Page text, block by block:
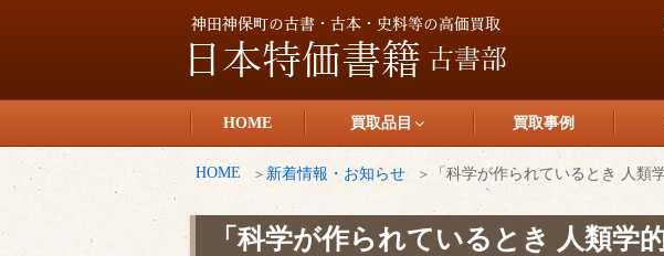
日本特価書籍
HOME 買取品目 買取事例
HOME 新着情報・お知らせ 「科学が作られているとき 人類
「科学が作られているとき 人類学